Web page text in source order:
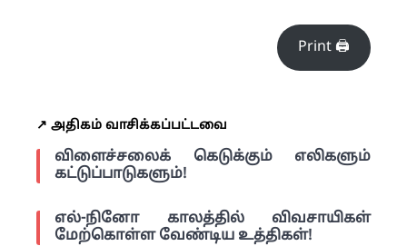
Print 🖨
↗️ அதிகம் வாசிக்கப்பட்டவை
விளைச்சலைக் கெடுக்கும் எலிகளும்
கட்டுப்பாடுகளும்!
எல்-நினோ காலத்தில் விவசாயிகள்
மேற்கொள்ள வேண்டிய உத்திகள்!